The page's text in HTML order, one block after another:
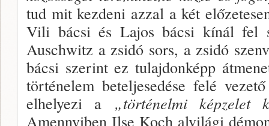
tud mit kezdeni azzal a két
Vili bácsi és Lajos bá­csi kínál fel
Auschwitz a zsidó sors, a zsidó
bácsi szerint ez tulajdonképp
történelem beteljesedé­se felé
elhelyezi a „történelmi képzelet
Amennyiben Ilse Koch alvilági